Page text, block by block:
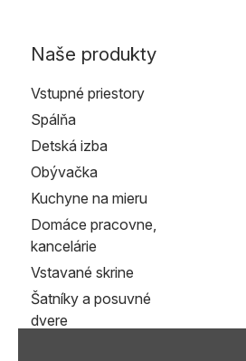
Naše produkty
Vstupné priestory
Spálňa
Detská izba
Obývačka
Kuchyne na mieru
Domáce pracovne,
kancelárie
Vstavané skrine
Šatníky a posuvné
dvere